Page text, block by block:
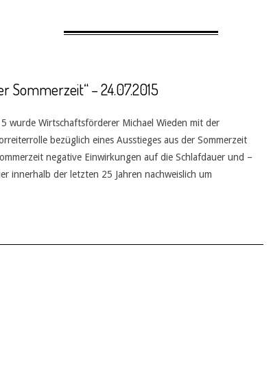
Sommerzeit“ – 24.07.2015
wurde Wirtschaftsförderer Michael Wieden mit der
bezüglich eines Ausstieges aus der Sommerzeit
negative Einwirkungen auf die Schlafdauer und –
innerhalb der letzten 25 Jahren nachweislich um